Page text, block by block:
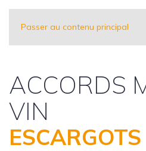
Passer au contenu principal
ACCORDS
VIN
ESCARGOTS